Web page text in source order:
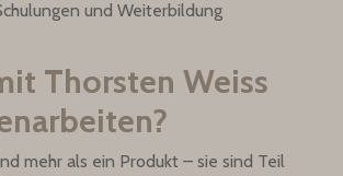
und Weiterbildung
Thorsten Weiss
mehr als ein Produkt – sie sind Teil